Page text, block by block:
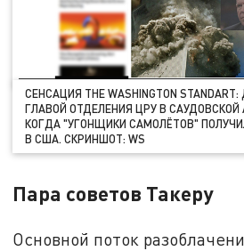
СЕНСАЦИЯ THE WASHINGTON
ГЛАВОЙ ОТДЕЛЕНИЯ ЦРУ В САУДОВСКОЙ
КОГДА "УГОНЩИКИ САМОЛЁТОВ"
В США. СКРИНШОТ: WS
Пара советов Такеру
Основной поток